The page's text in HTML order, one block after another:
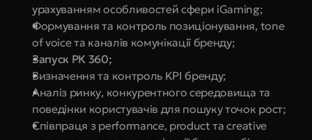
урахуванням особливостей сфери iGaming;
Формування та контроль позиціонування, tone
of voice та каналів комунікації бренду;
Запуск РК 360;
Визначення та контроль KPI бренду;
Аналіз ринку, конкурентного середовища та
поведінки користувачів для пошуку точок рост;
Співпраця з performance, product та creative